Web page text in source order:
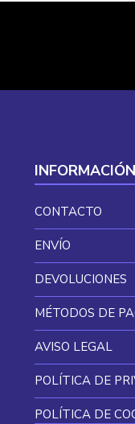
CONTACTO
ENVÍO
DEVOLUCIONES
MÉTODOS DE
AVISO LEGAL
POLÍTICA DE
POLÍTICA DE